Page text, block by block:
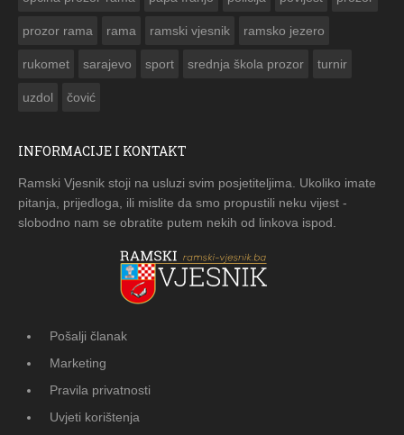
prozor rama rama ramski vjesnik ramsko jezero
rukomet sarajevo sport srednja škola prozor turnir
uzdol čović
INFORMACIJE I KONTAKT
Ramski Vjesnik stoji na usluzi svim posjetiteljima. Ukoliko imate
pitanja, prijedloga, ili mislite da smo propustili neku vijest -
slobodno nam se obratite putem nekih od linkova ispod.
Pošalji članak
Marketing
Pravila privatnosti
Uvjeti korištenja